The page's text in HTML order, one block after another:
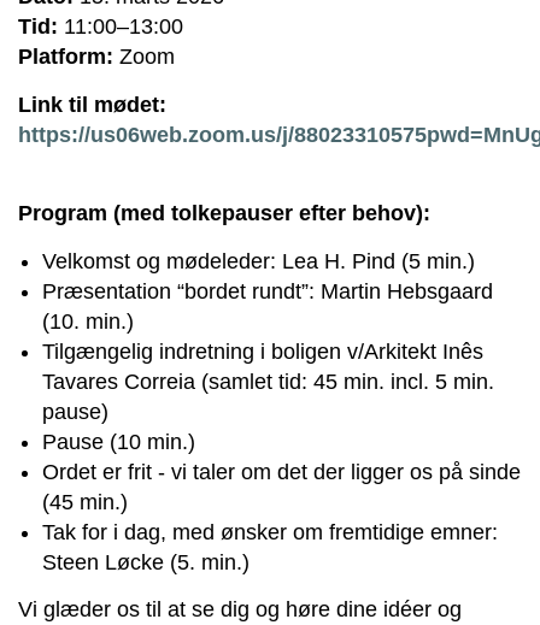
Tid: 11:00–13:00
Platform: Zoom
Link til mødet:
https://us06web.zoom.us/j/
Program (med tolkepauser efter behov):
Velkomst og mødeleder: Lea H. Pind (5 min.)
Præsentation “bordet rundt”: Martin Hebsgaard
(10. min.)
Tilgængelig indretning i boligen v/Arkitekt Inês
Tavares Correia (samlet tid: 45 min. incl. 5 min.
pause)
Pause (10 min.)
Ordet er frit - vi taler om det der ligger os på sinde
(45 min.)
Tak for i dag, med ønsker om fremtidige emner:
Steen Løcke (5. min.)
Vi glæder os til at se dig og høre dine idéer og